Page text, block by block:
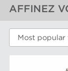
AFFINEZ
FILTRES
Préparation de
Most popular